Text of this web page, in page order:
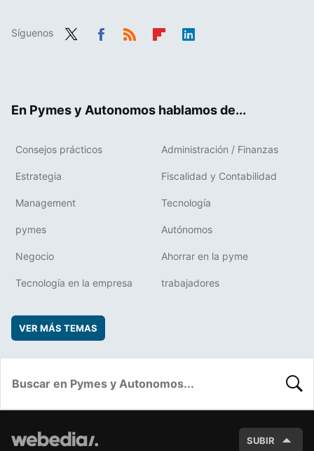
Síguenos
En Pymes y Autonomos hablamos de...
Consejos prácticos Administración / Finanzas
Estrategia Fiscalidad y Contabilidad
Management Tecnología
pymes Autónomos
Negocio Ahorrar en la pyme
Tecnología en la empresa trabajadores
VER MÁS TEMAS
SUBIR